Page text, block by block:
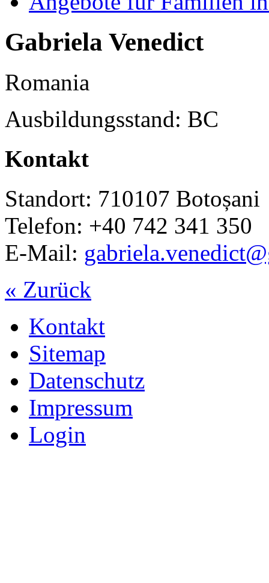
Gabriela Venedict
Romania
Ausbildungsstand: BC
Kontakt
Standort: 710107 Botoșani
Telefon: +40 742 341 350
E-Mail:
« Zurück
Kontakt
Sitemap
Datenschutz
Impressum
Login